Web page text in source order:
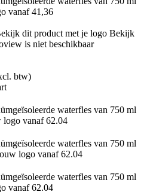
dit product met je logo Bekijk
is niet beschikbaar
btw)